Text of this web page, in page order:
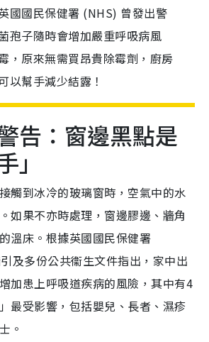
國國民保健署 (NHS) 曾發出警
孢子隨時會增加嚴重呼吸病風
，原來無需買昂貴除霉劑，廚房
以幫手減少結露！
告：窗邊黑點是
」
觸到冰冷的玻璃窗時，空氣中的水
如果不亦時處理，窗邊膠邊、牆角
溫床。根據英國國民保健署
引及多份公共衞生文件指出，家中出
加患上呼吸道疾病的風險，其中有4
最受影響，包括嬰兒、長者、濕疹
。